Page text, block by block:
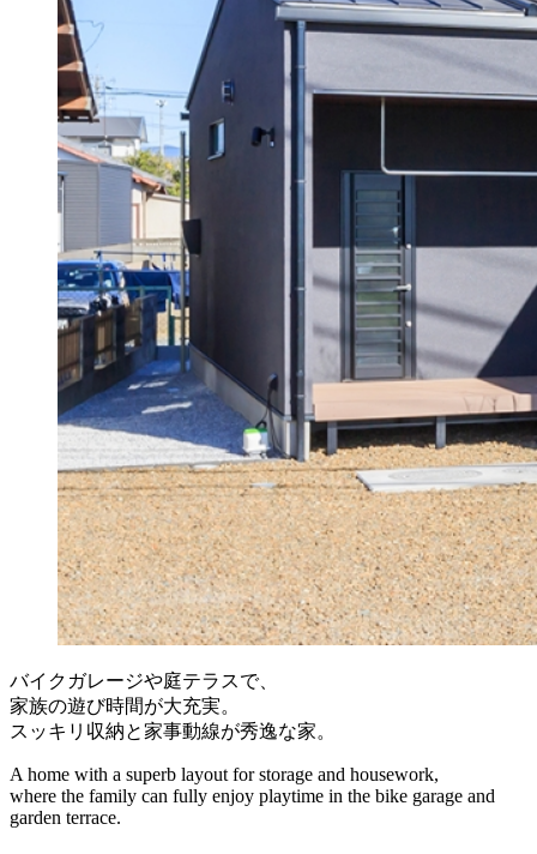
バイクガレージや庭テラスで、
家族の遊び時間が大充実。
スッキリ収納と家事動線が秀逸な家。
A home with a superb layout for storage and housework,
where the family can fully enjoy playtime in the bike garage and
garden terrace.